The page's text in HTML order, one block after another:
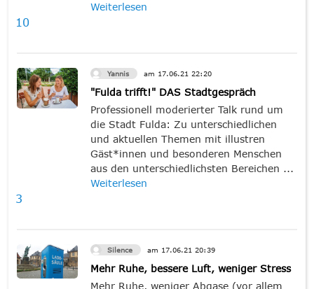
Weiterlesen
10
Yannis am 17.06.21 22:20
"Fulda trifft!" DAS Stadtgespräch
Professionell moderierter Talk rund um
die Stadt Fulda: Zu unterschiedlichen
und aktuellen Themen mit illustren
Gäst*innen und besonderen Menschen
aus den unterschiedlichsten Bereichen ...
Weiterlesen
3
Silence am 17.06.21 20:39
Mehr Ruhe, bessere Luft, weniger Stress
Mehr Ruhe, weniger Abgase (vor allem